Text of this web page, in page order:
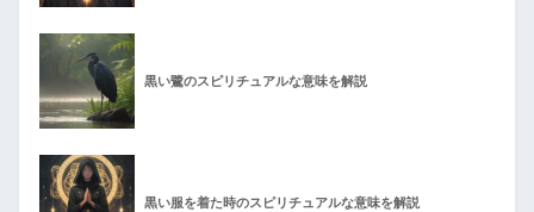
黒い鷺のスピリチュアルな意味を解説
黒い服を着た時のスピリチュアルな意味を解説